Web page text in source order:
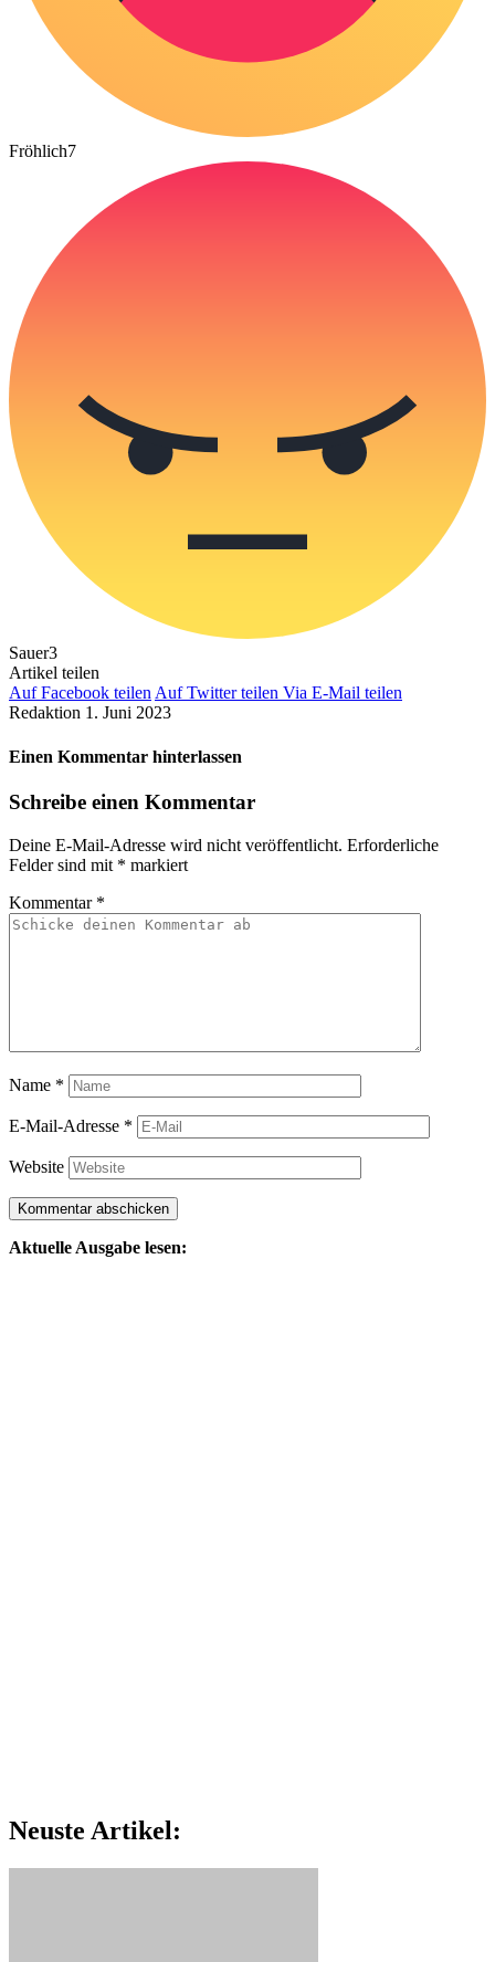
Fröhlich7
Sauer3
Artikel teilen
Auf Facebook teilenAuf Twitter teilen Via E-Mail teilen
Redaktion 1. Juni 2023
Einen Kommentar hinterlassen
Schreibe einen Kommentar
Deine E-Mail-Adresse wird nicht veröffentlicht. Erforderliche
Felder sind mit * markiert
Kommentar *
Name *
E-Mail-Adresse *
Website
Aktuelle Ausgabe lesen:
Neuste Artikel: